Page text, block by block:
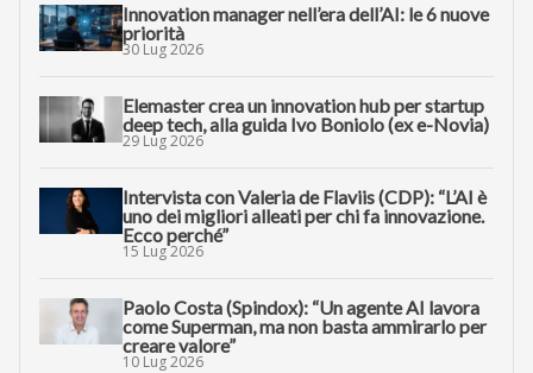
Innovation manager nell’era dell’AI: le 6 nuove
priorità
30 Lug 2026
Elemaster crea un innovation hub per startup
deep tech, alla guida Ivo Boniolo (ex e-Novia)
29 Lug 2026
Intervista con Valeria de Flaviis (CDP): “L’AI è
uno dei migliori alleati per chi fa innovazione.
Ecco perché”
15 Lug 2026
Paolo Costa (Spindox): “Un agente AI lavora
come Superman, ma non basta ammirarlo per
creare valore”
10 Lug 2026